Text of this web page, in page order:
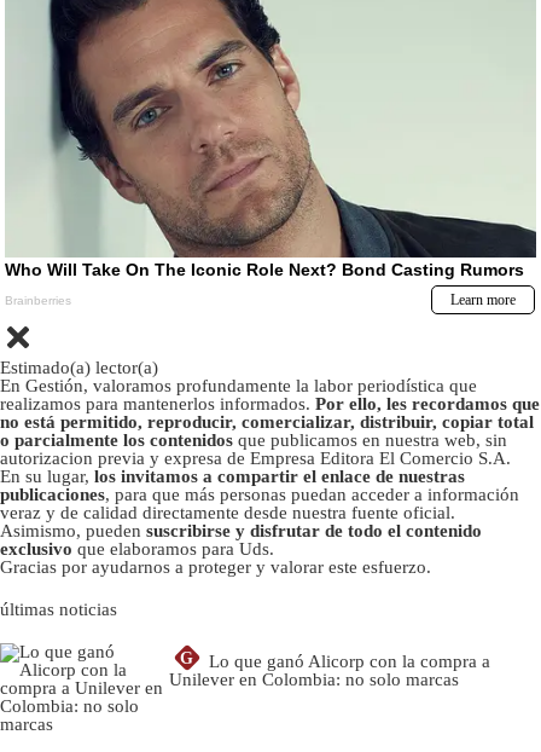
Estimado(a) lector(a)
En Gestión, valoramos profundamente la labor periodística que
realizamos para mantenerlos informados. Por ello, les recordamos que
no está permitido, reproducir, comercializar, distribuir, copiar total
o parcialmente los contenidos que publicamos en nuestra web, sin
autorizacion previa y expresa de Empresa Editora El Comercio S.A.
En su lugar, los invitamos a compartir el enlace de nuestras
publicaciones, para que más personas puedan acceder a información
veraz y de calidad directamente desde nuestra fuente oficial.
Asimismo, pueden suscribirse y disfrutar de todo el contenido
exclusivo que elaboramos para Uds.
Gracias por ayudarnos a proteger y valorar este esfuerzo.
últimas noticias
G
Lo que ganó Alicorp con la compra a
Unilever en Colombia: no solo marcas